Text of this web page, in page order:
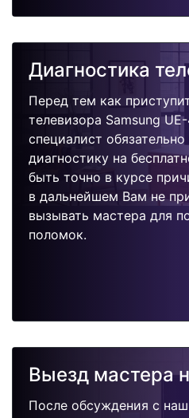
Диагностика
Перед тем как
телевизора Samsung
специалист
диагностику на
быть точно в курсе
в дальнейшем Вам не
вызывать мастера для
поломок.
Выезд мастера
После обсуждения с